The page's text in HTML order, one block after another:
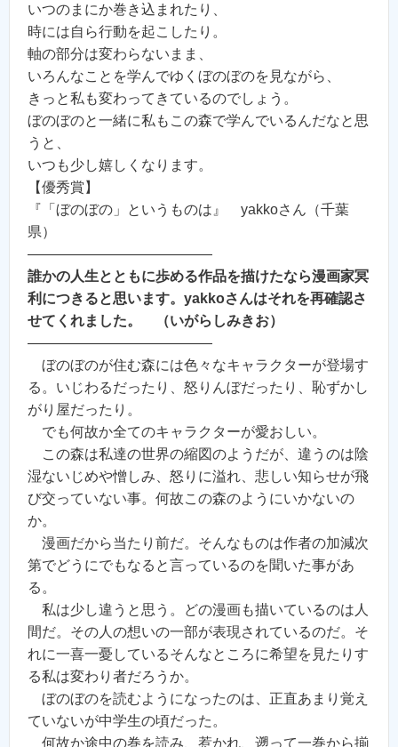
いつのまにか巻き込まれたり、
時には自ら行動を起こしたり。
軸の部分は変わらないまま、
いろんなことを学んでゆくぼのぼのを見ながら、
きっと私も変わってきているのでしょう。
ぼのぼのと一緒に私もこの森で学んでいるんだなと思
うと、
いつも少し嬉しくなります。
【優秀賞】
『「ぼのぼの」というものは』 yakkoさん（千葉
県）
—————————————
誰かの人生とともに歩める作品を描けたなら漫画家冥
利につきると思います。yakkoさんはそれを再確認さ
せてくれました。 （いがらしみきお）
—————————————
ぼのぼのが住む森には色々なキャラクターが登場す
る。いじわるだったり、怒りんぼだったり、恥ずかし
がり屋だったり。
でも何故か全てのキャラクターが愛おしい。
この森は私達の世界の縮図のようだが、違うのは陰
湿ないじめや憎しみ、怒りに溢れ、悲しい知らせが飛
び交っていない事。何故この森のようにいかないの
か。
漫画だから当たり前だ。そんなものは作者の加減次
第でどうにでもなると言っているのを聞いた事があ
る。
私は少し違うと思う。どの漫画も描いているのは人
間だ。その人の想いの一部が表現されているのだ。そ
れに一喜一憂しているそんなところに希望を見たりす
る私は変わり者だろうか。
ぼのぼのを読むようになったのは、正直あまり覚え
ていないが中学生の頃だった。
何故か途中の巻を読み、惹かれ、遡って一巻から揃